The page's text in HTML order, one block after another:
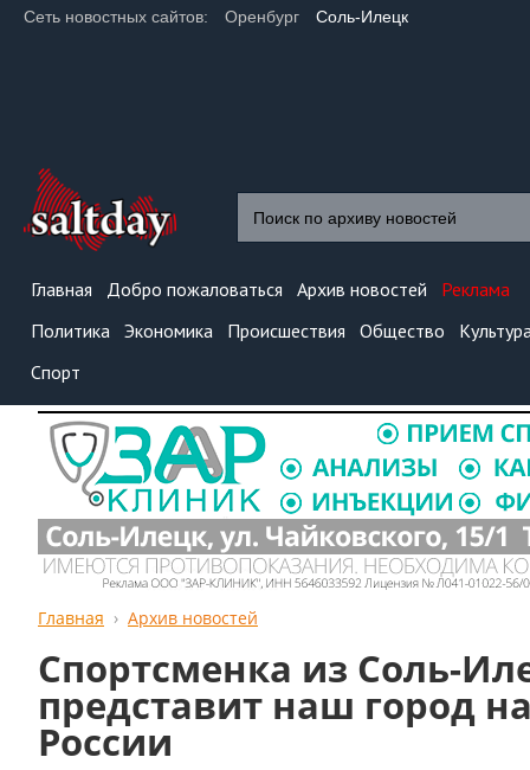
Сеть новостных сайтов: Оренбург Соль-Илецк
Главная Добро пожаловаться Архив новостей
Реклама
Политика Экономика Происшествия Общество
Спорт
Главная Архив новостей
Спортсменка из Соль-
представит наш город
России